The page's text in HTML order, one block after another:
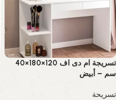
تسريجة ام دى اف 120×180×40
سم – أبيض
تسريحة